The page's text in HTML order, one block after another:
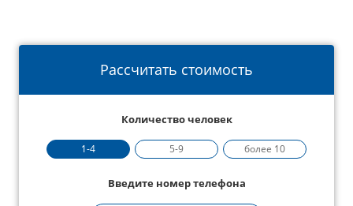
Рассчитать стоимость
Количество человек
1-4 5-9 более 10
Введите номер телефона